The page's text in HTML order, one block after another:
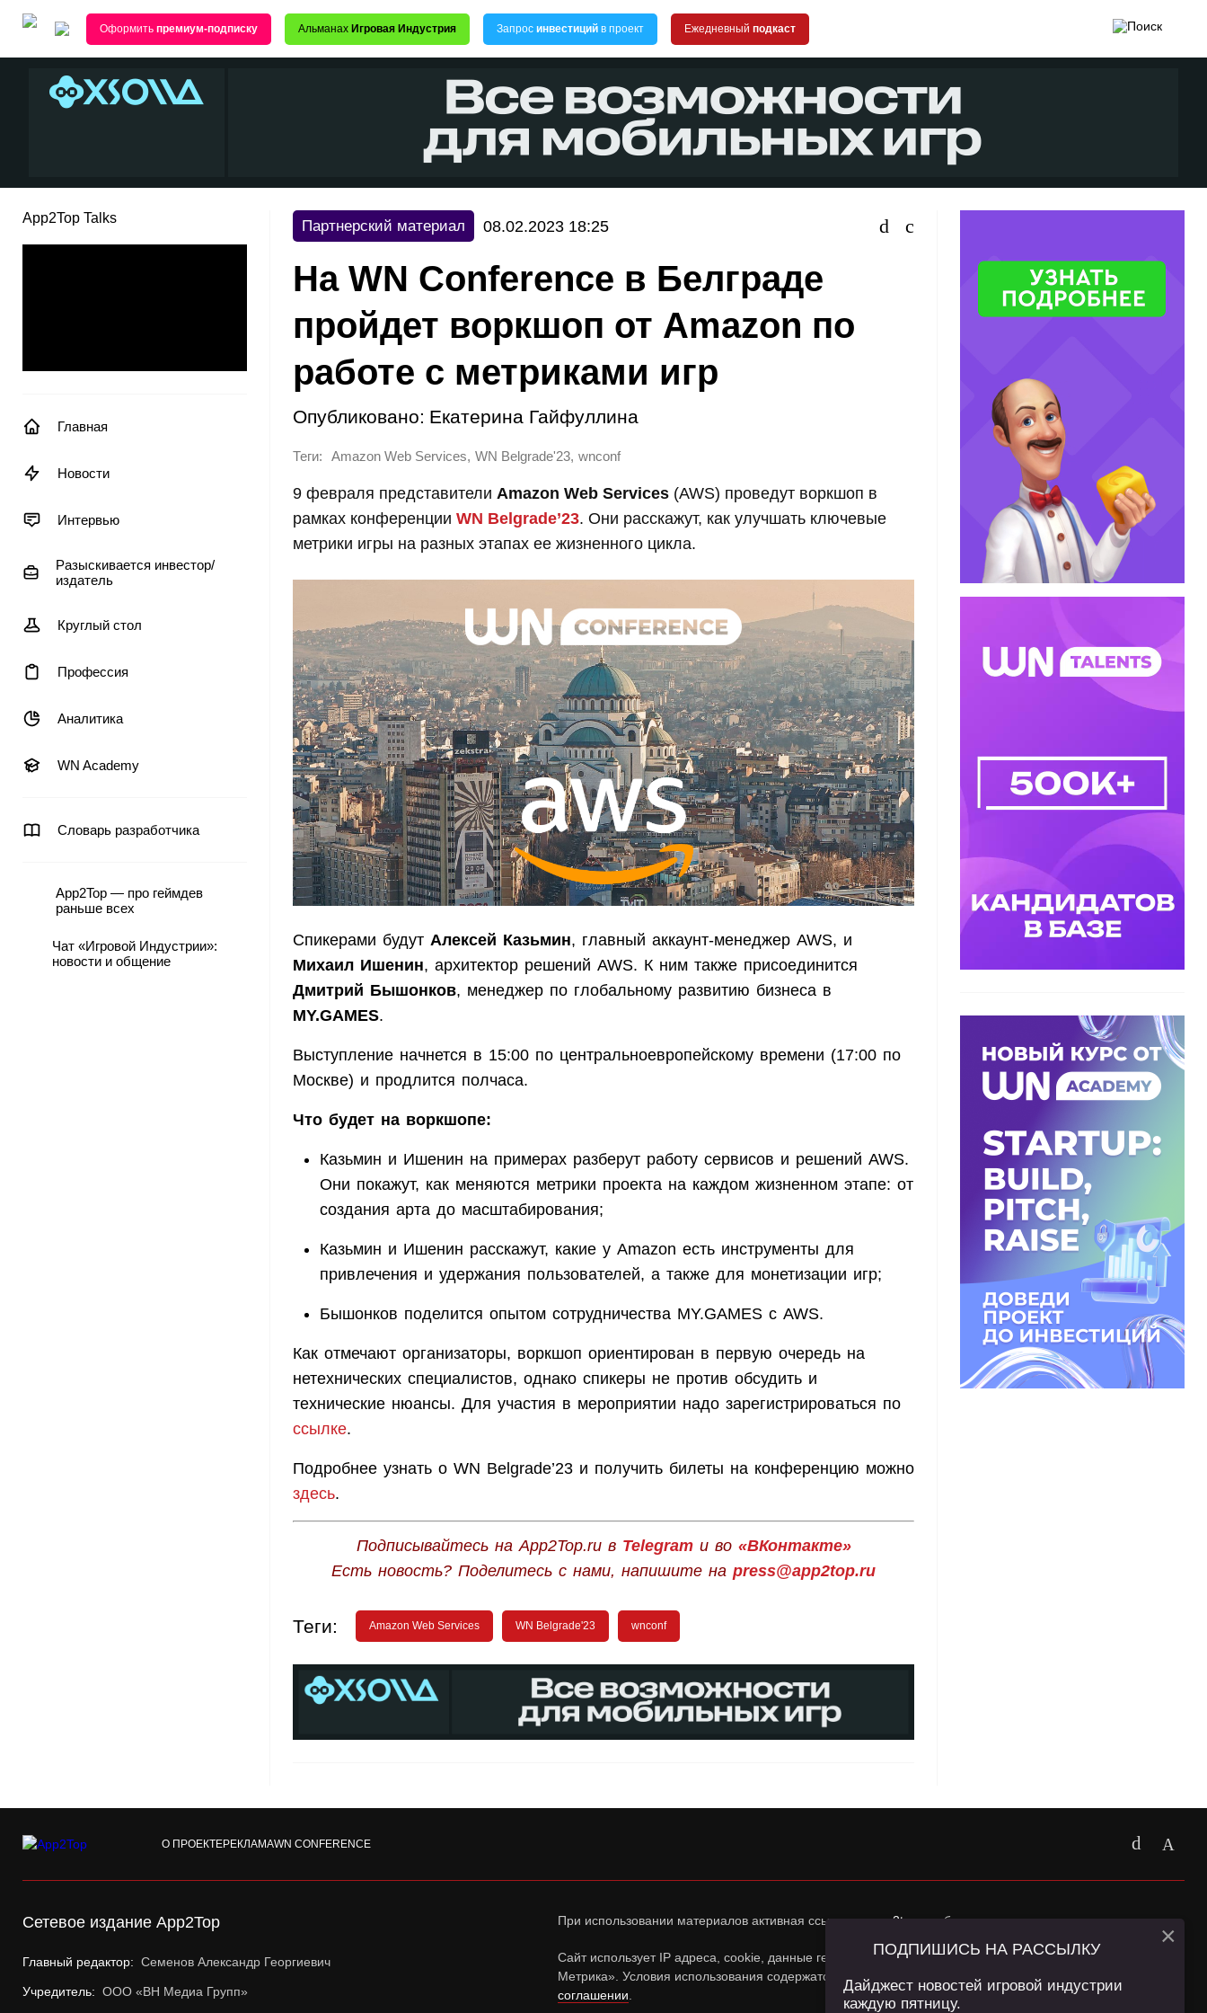
Оформить премиум-подписку Альманах Игровая Индустрия Запрос инвестиций в проект Ежедневный подкаст
App2Top Talks
Главная
Новости
Интервью
Разыскивается инвестор/
издатель
Круглый стол
Профессия
Аналитика
WN Academy
Словарь разработчика
App2Top — про геймдев
раньше всех
Чат «Игровой Индустрии»:
новости и общение
Партнерский материал 08.02.2023 18:25
На WN Conference в Белграде
пройдет воркшоп от Amazon по
работе с метриками игр
Опубликовано: Екатерина Гайфуллина
Теги: Amazon Web Services, WN Belgrade'23, wnconf
9 февраля представители Amazon Web Services (AWS) проведут воркшоп в
рамках конференции WN Belgrade’23. Они расскажут, как улучшать ключевые
метрики игры на разных этапах ее жизненного цикла.
Спикерами будут Алексей Казьмин, главный аккаунт-менеджер AWS, и
Михаил Ишенин, архитектор решений AWS. К ним также присоединится
Дмитрий Бышонков, менеджер по глобальному развитию бизнеса в
MY.GAMES.
Выступление начнется в 15:00 по центральноевропейскому времени (17:00 по
Москве) и продлится полчаса.
Что будет на воркшопе:
Казьмин и Ишенин на примерах разберут работу сервисов и решений AWS.
Они покажут, как меняются метрики проекта на каждом жизненном этапе: от
создания арта до масштабирования;
Казьмин и Ишенин расскажут, какие у Amazon есть инструменты для
привлечения и удержания пользователей, а также для монетизации игр;
Бышонков поделится опытом сотрудничества MY.GAMES с AWS.
Как отмечают организаторы, воркшоп ориентирован в первую очередь на
нетехнических специалистов, однако спикеры не против обсудить и
технические нюансы. Для участия в мероприятии надо зарегистрироваться по
ссылке.
Подробнее узнать о WN Belgrade’23 и получить билеты на конференцию можно
здесь.
Подписывайтесь на App2Top.ru в Telegramи во «ВКонтакте»
Есть новость? Поделитесь с нами, напишите на press@app2top.ru
Теги: Amazon Web Services WN Belgrade'23 wnconf
О ПРОЕКТЕРЕКЛАМАWN CONFERENCE
Сетевое издание App2Top
Главный редактор: Семенов Александр Георгиевич
Учредитель: ООО «ВН Медиа Групп»
При использовании материалов активная ссылка наapp2top.ruобязательна.
Сайт использует IP адреса, cookie, данные геолокации Пользователей сайта и сервис «Яндекс
Метрика». Условия использования содержатся вПолитике конфиденциальностии
соглашении.
ПОДПИШИСЬ НА РАССЫЛКУ
Дайджест новостей игровой индустрии
каждую пятницу.
×